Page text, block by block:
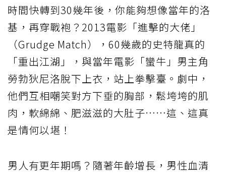
時間快轉到30幾年後，你能夠想像當年的洛
基，再穿戰袍？2013電影「進擊的大佬」
（Grudge Match），60幾歲的史特龍真的
「重出江湖」，與當年電影「蠻牛」男主角
勞勃狄尼洛脫下上衣，站上拳擊臺。劇中，
他們互相嘲笑對方下垂的胸部，鬆垮垮的肌
肉，軟綿綿、肥滋滋的大肚子……這、這真
是情何以堪！
男人有更年期嗎？隨著年齡增長，男性血清